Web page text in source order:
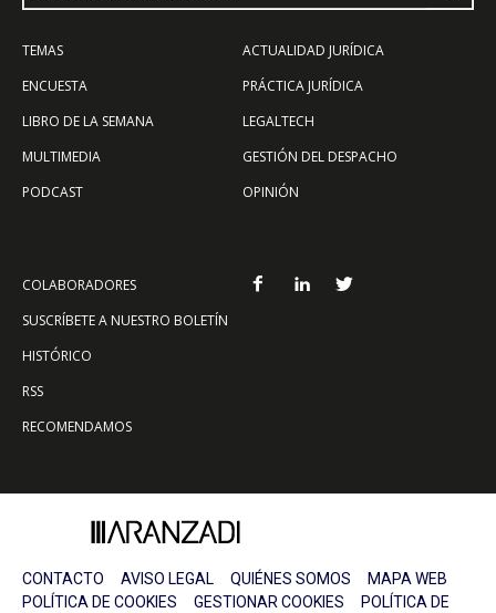
TEMAS
ENCUESTA
LIBRO DE LA SEMANA
MULTIMEDIA
PODCAST
ACTUALIDAD JURÍDICA
PRÁCTICA JURÍDICA
LEGALTECH
GESTIÓN DEL DESPACHO
OPINIÓN
COLABORADORES
SUSCRÍBETE A NUESTRO BOLETÍN
HISTÓRICO
RSS
RECOMENDAMOS
CONTACTO AVISO LEGAL QUIÉNES SOMOS
MAPA WEB
POLÍTICA DE COOKIES
GESTIONAR COOKIES POLÍTICA DE